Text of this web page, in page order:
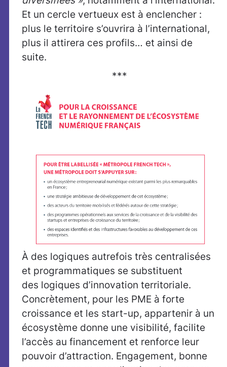
Et un cercle vertueux est à enclencher :
plus le territoire s’ouvrira à l’international,
plus il attirera ces profils… et ainsi de
suite.
***
À des logiques autrefois très centralisées
et programmatiques se substituent
des logiques d’innovation territoriale.
Concrètement, pour les PME à forte
croissance et les start-up, appartenir à un
écosystème donne une visibilité, facilite
l’accès au financement et renforce leur
pouvoir d’attraction. Engagement, bonne